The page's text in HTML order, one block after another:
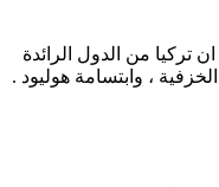
ان تركيا من الدول الرائدة
، وابتسامة هوليود .